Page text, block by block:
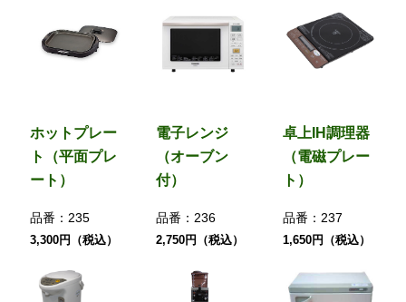
ホットプレー
ト（平面プレ
ート）
品番： 235
3,300円（税込）
電子レンジ
（オーブン
付）
品番：236
2,750円（税込）
卓上IH調理器
（電磁プレー
ト）
品番：237
1,650円（税込）